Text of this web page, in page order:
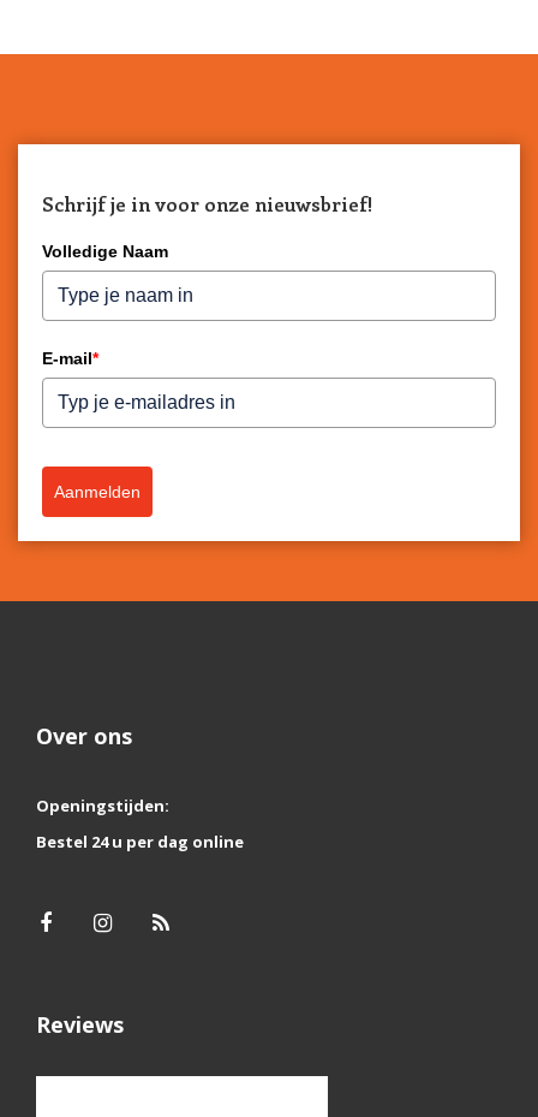
Schrijf je in voor onze nieuwsbrief!
Volledige Naam
E-mail*
Aanmelden
Over ons
Openingstijden:
Bestel 24 u per dag online
Reviews